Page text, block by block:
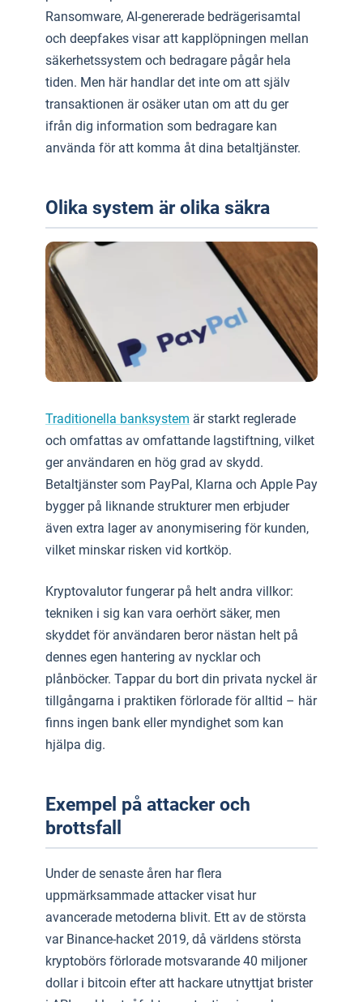
Ransomware, AI-genererade bedrägerisamtal
och deepfakes visar att kapplöpningen mellan
säkerhetssystem och bedragare pågår hela
tiden. Men här handlar det inte om att själv
transaktionen är osäker utan om att du ger
ifrån dig information som bedragare kan
använda för att komma åt dina betaltjänster.
Olika system är olika säkra
Traditionella banksystem är starkt reglerade
och omfattas av omfattande lagstiftning, vilket
ger användaren en hög grad av skydd.
Betaltjänster som PayPal, Klarna och Apple Pay
bygger på liknande strukturer men erbjuder
även extra lager av anonymisering för kunden,
vilket minskar risken vid kortköp.
Kryptovalutor fungerar på helt andra villkor:
tekniken i sig kan vara oerhört säker, men
skyddet för användaren beror nästan helt på
dennes egen hantering av nycklar och
plånböcker. Tappar du bort din privata nyckel är
tillgångarna i praktiken förlorade för alltid – här
finns ingen bank eller myndighet som kan
hjälpa dig.
Exempel på attacker och
brottsfall
Under de senaste åren har flera
uppmärksammade attacker visat hur
avancerade metoderna blivit. Ett av de största
var Binance-hacket 2019, då världens största
kryptobörs förlorade motsvarande 40 miljoner
dollar i bitcoin efter att hackare utnyttjat brister